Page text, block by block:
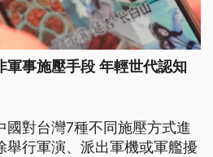
軍事施壓手段 年輕世代認知
國對台灣7種不同施壓方式進
舉行軍演、派出軍機或軍艦擾